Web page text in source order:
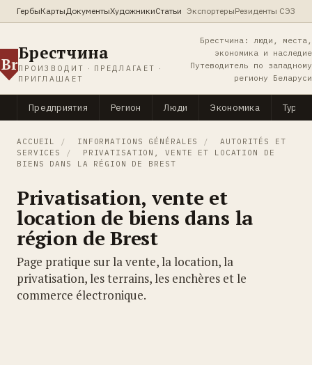
ГербыКартыДокументыХудожникиСтатьи ЭкспортерыРезиденты СЭЗ
Br
Брестчина
ПРОИЗВОДИТ · ПРЕДЛАГАЕТ ·
ПРИГЛАШАЕТ
Брестчина: люди, места,
экономика и наследие
Путеводитель по западному
региону Беларуси
Предприятия Регион Люди Экономика
ACCUEIL / INFORMATIONS GÉNÉRALES /
AUTORITÉS ET
SERVICES
/
PRIVATISATION, VENTE ET LOCATION DE
BIENS DANS LA RÉGION DE BREST
Privatisation, vente et
location de biens dans la
région de Brest
Page pratique sur la vente, la location, la
privatisation, les terrains, les enchères et le
commerce électronique.